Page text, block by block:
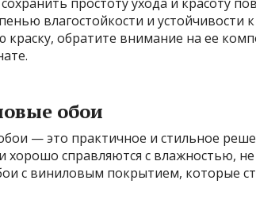
влагостойкости и устойчивости
краску, обратите внимание на ее
обои
— это практичное и стильное
хорошо справляются с влажностью,
с виниловым покрытием, которые